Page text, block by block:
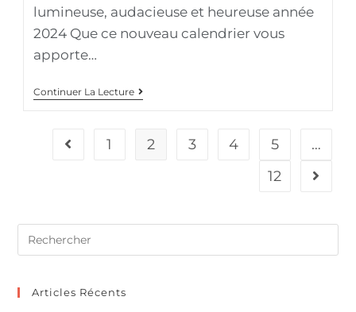
lumineuse, audacieuse et heureuse année
2024 Que ce nouveau calendrier vous
apporte…
Continuer La Lecture
1 2 3 4 5
…
12
Articles Récents